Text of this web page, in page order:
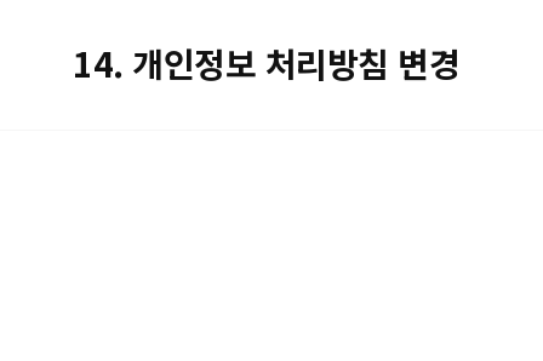
14. 개인정보 처리방침 변경